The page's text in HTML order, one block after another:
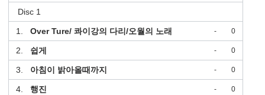
Disc 1
1. Over Ture/ 콰이강의 다리/오월의 노래 - 0
2. 쉽게 - 0
3. 아침이 밝아올때까지 - 0
4. 행진 - 0